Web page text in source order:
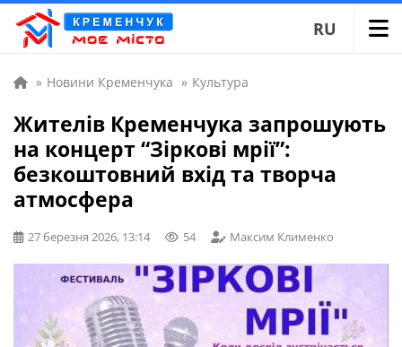
RU
» Новини Кременчука » Культура
Жителів Кременчука запрошують
на концерт “Зіркові мрії”:
безкоштовний вхід та творча
атмосфера
27 березня 2026, 13:14 54 Максим Клименко